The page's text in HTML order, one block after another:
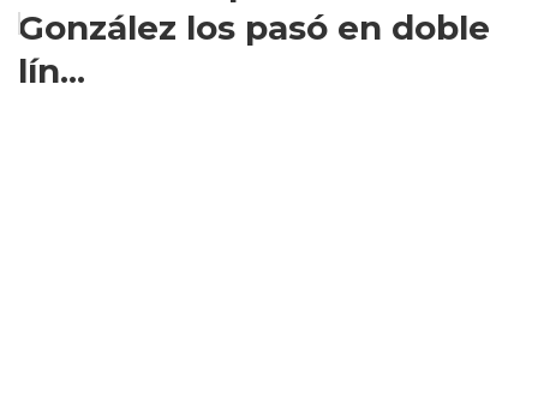
González los pasó en doble
lín...